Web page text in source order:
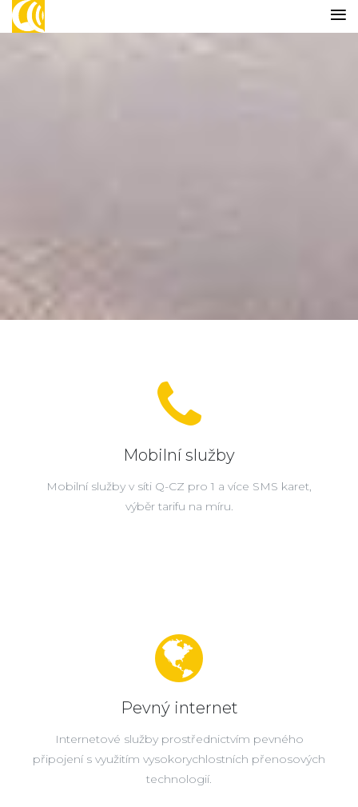
Mobilní služby
Mobilní služby v síti Q-CZ pro 1 a více SMS karet,
výběr tarifu na míru.
Pevný internet
Internetové služby prostřednictvím pevného
připojení s využitím vysokorychlostních přenosových
technologií.